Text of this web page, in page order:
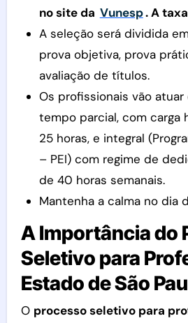
no site da Vunesp. A
A seleção será dividida
prova objetiva, prova
avaliação de títulos.
Os profissionais vão
tempo parcial, com carga
25 horas, e integral
– PEI) com regime de
de 40 horas semanais.
Mantenha a calma no dia
A Importância do
Seletivo para
Estado de São
O processo seletivo para